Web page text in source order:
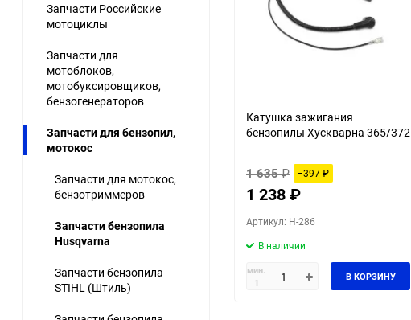
Запчасти Российские
мотоциклы
Запчасти для
мотоблоков,
мотобуксировщиков,
бензогенераторов
Запчасти для бензопил,
мотокос
Запчасти для мотокос,
бензотриммеров
Запчасти бензопила
Husqvarna
Запчасти бензопила
STIHL (Штиль)
Катушка зажигания
бензопилы Хускварна 365/372
1 635 ₽ −397₽
1 238₽
Артикул: H-286
В наличии
мин.
1
В КОРЗИНУ